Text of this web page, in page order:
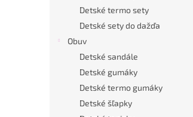
Detské termo sety
Detské sety do dažďa
Obuv
Detské sandále
Detské gumáky
Detské termo gumáky
Detské šľapky